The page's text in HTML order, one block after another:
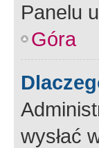
Panelu
Góra
wysłać